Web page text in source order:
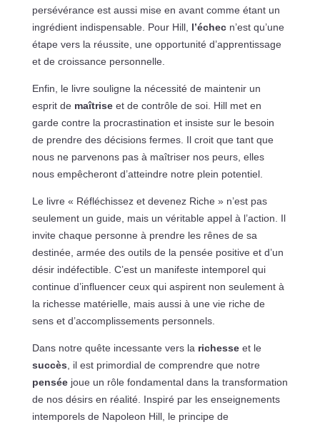
persévérance est aussi mise en avant comme étant un
ingrédient indispensable. Pour Hill, l’échecn’est qu’une
étape vers la réussite, une opportunité d’apprentissage
et de croissance personnelle.
Enfin, le livre souligne la nécessité de maintenir un
esprit de maîtriseet de contrôle de soi. Hill met en
garde contre la procrastination et insiste sur le besoin
de prendre des décisions fermes. Il croit que tant que
nous ne parvenons pas à maîtriser nos peurs, elles
nous empêcheront d’atteindre notre plein potentiel.
Le livre « Réfléchissez et devenez Riche » n’est pas
seulement un guide, mais un véritable appel à l’action. Il
invite chaque personne à prendre les rênes de sa
destinée, armée des outils de la pensée positive et d’un
désir indéfectible. C’est un manifeste intemporel qui
continue d’influencer ceux qui aspirent non seulement à
la richesse matérielle, mais aussi à une vie riche de
sens et d’accomplissements personnels.
Dans notre quête incessante vers la richesseet le
succès , il est primordial de comprendre que notre
penséejoue un rôle fondamental dans la transformation
de nos désirs en réalité. Inspiré par les enseignements
intemporels de Napoleon Hill, le principe de